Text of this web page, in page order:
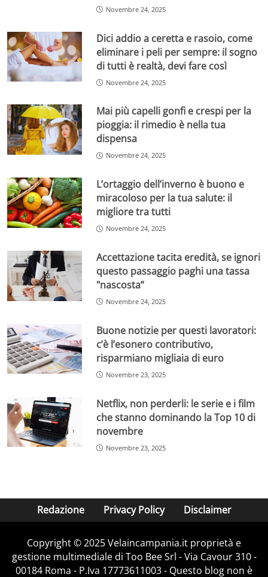
Novembre 24, 2025
Dici addio a ceretta e rasoio, come
eliminare i peli per sempre: il sogno
di tutti è realtà, devi fare così
Novembre 24, 2025
Mai più capelli gonfi e crespi per la
pioggia: il rimedio è nella tua
dispensa
Novembre 24, 2025
L’ortaggio dell’inverno è buono e
miracoloso per la tua salute: il
migliore tra tutti
Novembre 24, 2025
Accettazione tacita eredità, se ignori
questo passaggio paghi una tassa
"nascosta”
Novembre 24, 2025
Buone notizie per questi lavoratori:
c’è l’esonero contributivo,
risparmiano migliaia di euro
Novembre 23, 2025
Netflix, non perderli: le serie e i film
che stanno dominando la Top 10 di
novembre
Novembre 23, 2025
Redazione Privacy Policy Disclaimer
Copyright © 2025 Velaincampania.it proprietà e
gestione multimediale di Too Bee Srl - Via Cavour 310 -
00184 Roma - P.Iva 17773611003 - Questo blog non è